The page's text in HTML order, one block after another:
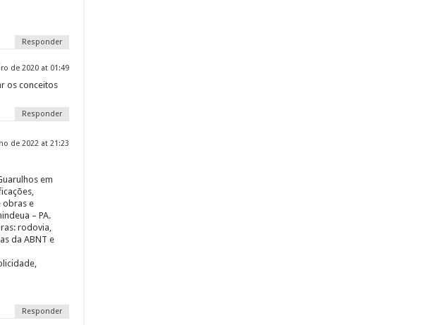
Responder
de 2020 at 01:49
os conceitos
Responder
de 2022 at 21:23
em
obras e
– PA.
rodovia,
da ABNT e
Responder